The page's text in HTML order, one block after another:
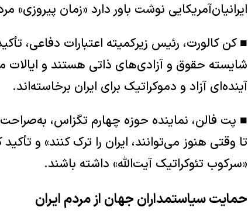
ایرانیان‌آمریکایی نوشت باور دارد «زمان پیروزی»
■ کن کالورت، رئیس زیرکمیته اعتبارات دفاعی،
شایسته حقوق و آزادی‌های ذاتی هستند و ایالات
آینده‌ای آزاد و دموکراتیک برای ایران برخاسته‌اند.
■ پت فالن، نماینده حوزه چهارم تگزاس،
تا وقتی هنوز می‌توانند، ایران را ترک کنند» و
«سرکوب تئوکراتیک آیت‌الله» داشته باشند.
حمایت سیاستمداران جهان از مردم ایران